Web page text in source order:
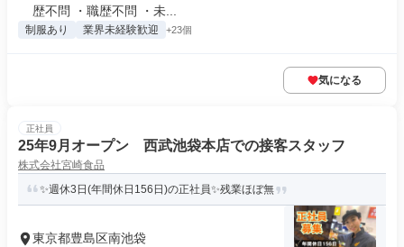
歴不問 ・職歴不問 ・未...
制服あり 業界未経験歓迎 +23個
気になる
正社員
25年9月オープン 西武池袋本店での接客スタッフ
株式会社宮崎食品
✨週休3日(年間休日156日)の正社員✨残業ほぼ無
東京都豊島区南池袋